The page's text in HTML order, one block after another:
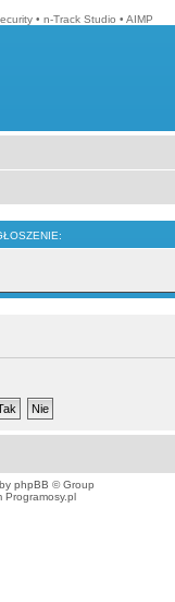
• n-Track Studio • AIMP
phpBB © Group
Programosy.pl